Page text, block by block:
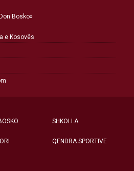
Bosko»
e Kosovës
SHKOLLA
QENDRA SPORTIVE